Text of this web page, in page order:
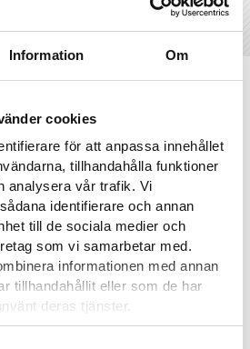
Information Om
cookies
för att anpassa innehållet
tillhandahålla funktioner
analysera vår trafik. Vi
identifierare och annan
till de sociala medier och
som vi samarbetar med.
informationen med annan
tillhandahållit eller som de har
deras tjänster.